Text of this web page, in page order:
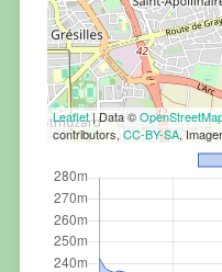
Leaflet| Data ©
contributors, CC-BY-SA,